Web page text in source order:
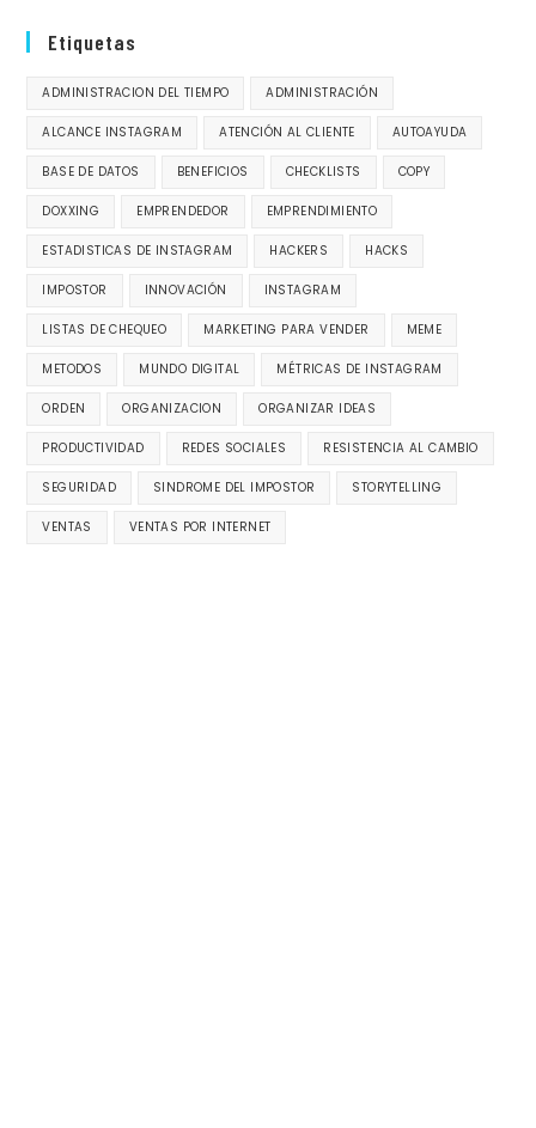
Etiquetas
ADMINISTRACION DEL TIEMPO ADMINISTRACIÓN
ALCANCE INSTAGRAM ATENCIÓN AL CLIENTE AUTOAYUDA
BASE DE DATOS BENEFICIOS CHECKLISTS COPY
DOXXING EMPRENDEDOR EMPRENDIMIENTO
ESTADISTICAS DE INSTAGRAM HACKERS HACKS
IMPOSTOR INNOVACIÓN INSTAGRAM
LISTAS DE CHEQUEO MARKETING PARA VENDER MEME
METODOS MUNDO DIGITAL MÉTRICAS DE INSTAGRAM
ORDEN ORGANIZACION ORGANIZAR IDEAS
PRODUCTIVIDAD REDES SOCIALES RESISTENCIA AL CAMBIO
SEGURIDAD SINDROME DEL IMPOSTOR STORYTELLING
VENTAS VENTAS POR INTERNET